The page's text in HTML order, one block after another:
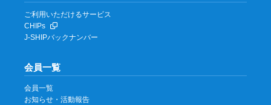
ご利用いただけるサービス
CHIPs
J-SHIPバックナンバー
会員一覧
会員一覧
お知らせ・活動報告